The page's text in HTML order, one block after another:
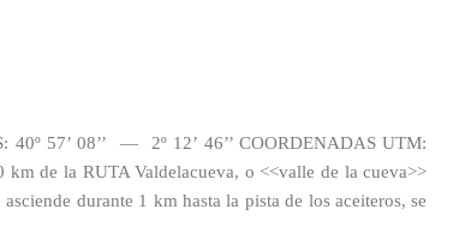
40º 57’ 08’’ — 2º 12’ 46’’ COORDENADAS UTM:
de la RUTA Valdelacueva, o <<valle de la cueva>>
durante 1 km hasta la pista de los aceiteros, se